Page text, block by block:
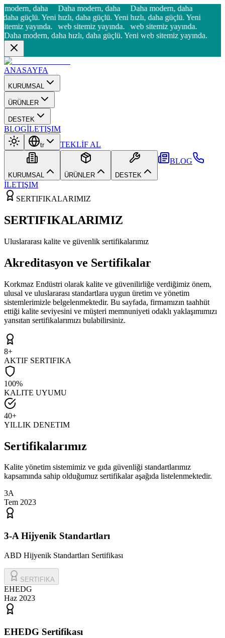
modern, daha
daha güçlü. Yeni
yayında.
Daha modern, daha
hızlı, daha güçlü. Yeni
web sitemiz yayında.
Daha modern, daha
hızlı, daha güçlü. Yeni
web sitemiz yayında.
Daha modern, daha hızlı, daha güçlü. Yeni web sitemiz yayında.
ANASAYFA
KURUMSAL
ÜRÜNLER
DESTEK
BLOGİLETIŞIM
tr TEKLİF AL
KURUMSAL ÜRÜNLER DESTEK
BLOG
İLETIŞIM
SERTIFIKALARIMIZ
SERTIFIKALARIMIZ
Uluslararası kalite ve güvenlik sertifikalarımız
Akreditasyon ve Sertifikalar
Korkmaz Endüstri olarak kalite ve güvenilirliğe verdiğimiz önem,
ulusal ve uluslararası standartlara uygun üretim ve yönetim
sistemlerimizle belgelenmektedir. Bu sayfada, firmamızın taahhüt
ettiği kalite seviyesini ve müşteri memnuniyeti odaklı yaklaşımımızı
yansıtan sertifikalarımızı bulabilirsiniz.
8+
AKTIF SERTIFIKA
100%
KALITE UYUMU
40+
YILLIK DENETIM
Sertifikalarımız
Kalite yönetim sistemimiz ve gıda güvenliği standartlarımız
kapsamında sahip olduğumuz sertifikalar aşağıda listelenmektedir.
3A
Tem 2023
3-A Hijyenik Standartları
ABD Hijyenik Standartları Sertifikası
SERTIFIKA
EHEDG
Haz 2023
EHEDG Sertifikası